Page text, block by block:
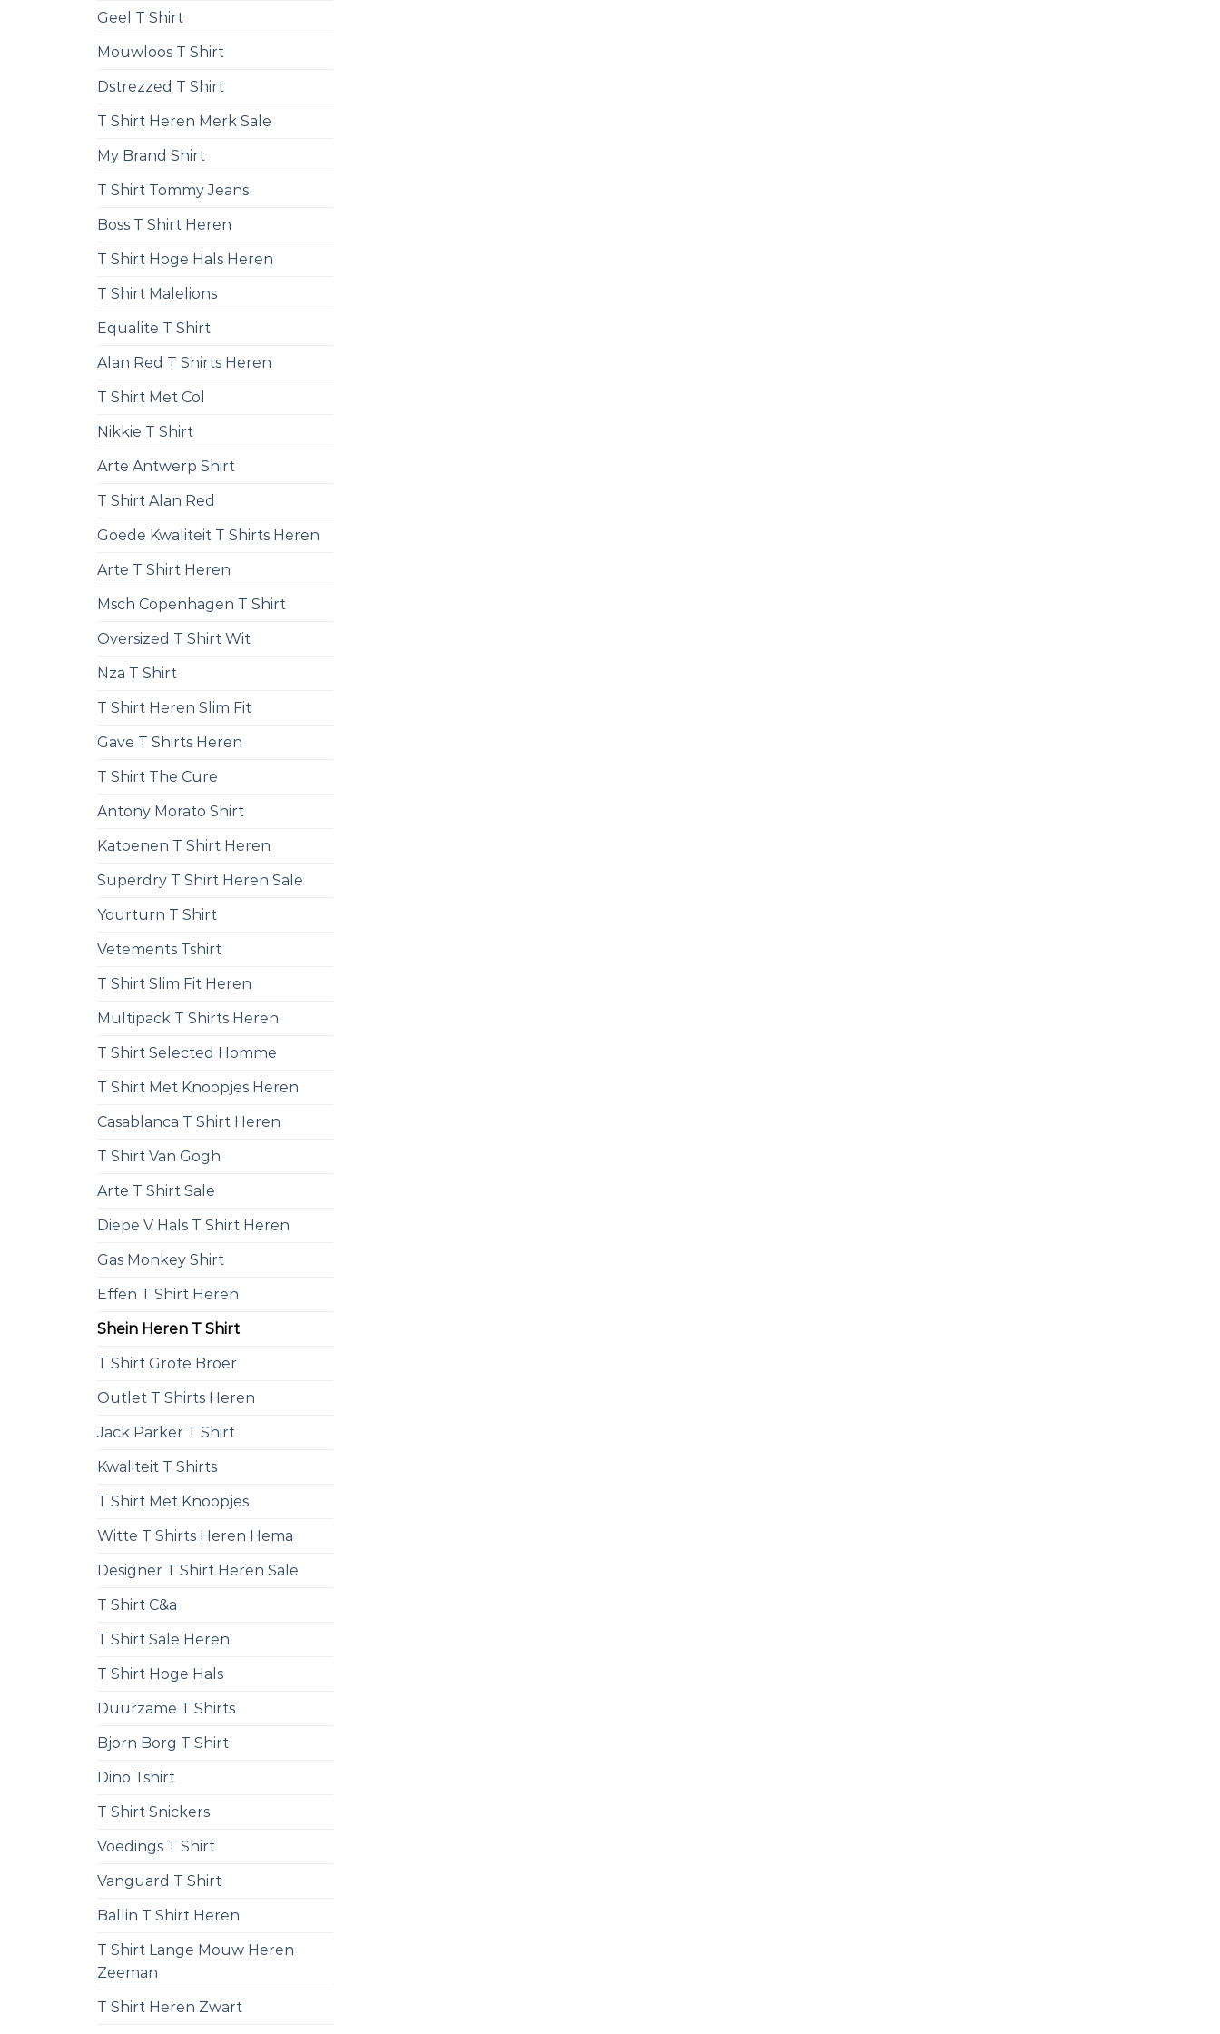
Geel T Shirt
Mouwloos T Shirt
Dstrezzed T Shirt
T Shirt Heren Merk Sale
My Brand Shirt
T Shirt Tommy Jeans
Boss T Shirt Heren
T Shirt Hoge Hals Heren
T Shirt Malelions
Equalite T Shirt
Alan Red T Shirts Heren
T Shirt Met Col
Nikkie T Shirt
Arte Antwerp Shirt
T Shirt Alan Red
Goede Kwaliteit T Shirts Heren
Arte T Shirt Heren
Msch Copenhagen T Shirt
Oversized T Shirt Wit
Nza T Shirt
T Shirt Heren Slim Fit
Gave T Shirts Heren
T Shirt The Cure
Antony Morato Shirt
Katoenen T Shirt Heren
Superdry T Shirt Heren Sale
Yourturn T Shirt
Vetements Tshirt
T Shirt Slim Fit Heren
Multipack T Shirts Heren
T Shirt Selected Homme
T Shirt Met Knoopjes Heren
Casablanca T Shirt Heren
T Shirt Van Gogh
Arte T Shirt Sale
Diepe V Hals T Shirt Heren
Gas Monkey Shirt
Effen T Shirt Heren
Shein Heren T Shirt
T Shirt Grote Broer
Outlet T Shirts Heren
Jack Parker T Shirt
Kwaliteit T Shirts
T Shirt Met Knoopjes
Witte T Shirts Heren Hema
Designer T Shirt Heren Sale
T Shirt C&a
T Shirt Sale Heren
T Shirt Hoge Hals
Duurzame T Shirts
Bjorn Borg T Shirt
Dino Tshirt
T Shirt Snickers
Voedings T Shirt
Vanguard T Shirt
Ballin T Shirt Heren
T Shirt Lange Mouw Heren
Zeeman
T Shirt Heren Zwart